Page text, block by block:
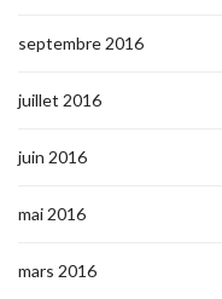
septembre 2016
juillet 2016
juin 2016
mai 2016
mars 2016